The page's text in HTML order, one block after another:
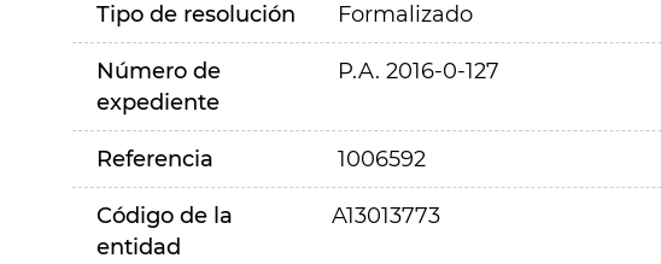
Tipo de resolución Formalizado
Número de
expediente
P.A. 2016-0-127
Referencia 1006592
Código de la
entidad
A13013773